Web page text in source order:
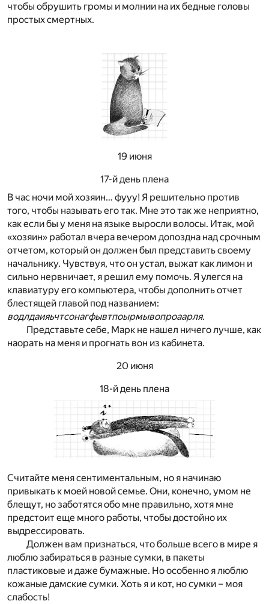
чтобы обрушить громы и молнии на их бедные головы
простых смертных.
19 июня
17-й день плена
В час ночи мой хозяин… фууу! Я решительно против
того, чтобы называть его так. Мне это так же неприятно,
как если бы у меня на языке выросли волосы. Итак, мой
«хозяин» работал вчера вечером допоздна над срочным
отчетом, который он должен был представить своему
начальнику. Чувствуя, что он устал, выжат как лимон и
сильно нервничает, я решил ему помочь. Я улегся на
клавиатуру его компьютера, чтобы дополнить отчет
блестящей главой под названием:
водлдаияьчтсонагфывтпоырмывопроаарля.
Представьте себе, Марк не нашел ничего лучше, как
наорать на меня и прогнать вон из кабинета.
20 июня
18-й день плена
Считайте меня сентиментальным, но я начинаю
привыкать к моей новой семье. Они, конечно, умом не
блещут, но заботятся обо мне правильно, хотя мне
предстоит еще много работы, чтобы достойно их
выдрессировать.
Должен вам признаться, что больше всего в мире я
люблю забираться в разные сумки, в пакеты
пластиковые и даже бумажные. Но особенно я люблю
кожаные дамские сумки. Хоть я и кот, но сумки – моя
слабость!